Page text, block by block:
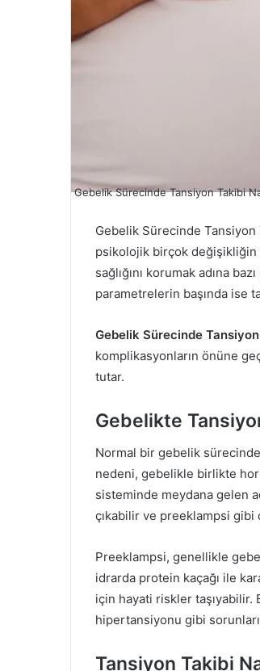
Gebelik Sürecinde Tansiyon Takibi
Gebelik Sürecinde Tansiyon
psikolojik birçok değişikliğin
sağlığını korumak adına
parametrelerin başında ise
Gebelik Sürecinde
komplikasyonların önüne
tutar.
Gebelikte
Normal bir gebelik
nedeni, gebelikle birlikte
sisteminde meydana gelen
çıkabilir ve preeklampsi
Preeklampsi, genellikle
idrarda protein kaçağı ile
için hayati riskler taşıyabilir.
hipertansiyonu gibi
Tansiyon Takibi